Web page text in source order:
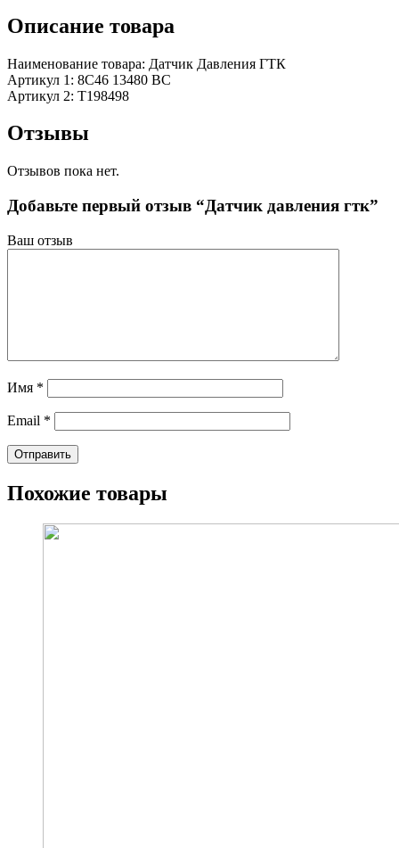
Описание товара
Наименование товара: Датчик Давления ГТК
Артикул 1: 8C46 13480 BC
Артикул 2: T198498
Отзывы
Отзывов пока нет.
Добавьте первый отзыв “Датчик давления гтк”
Ваш отзыв
Имя *
Email *
Похожие товары